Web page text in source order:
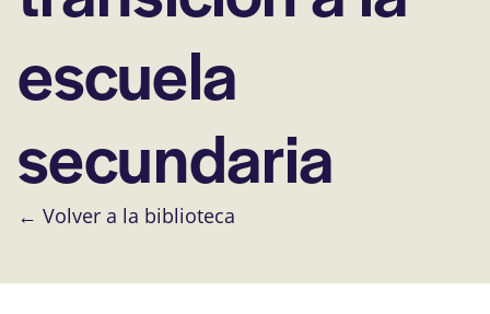
escuela
secundaria
← Volver a la biblioteca